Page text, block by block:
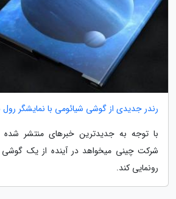
رندر جدیدی از گوشی شیائومی با نمایشگر
با توجه به جدیدترین خبرهای منتشر شده
شرکت چینی میخواهد در آینده از یک گوشی
رونمایی کند.